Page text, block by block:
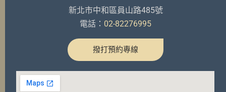
新北市中和區員山路485號
電話： 02-82276995
撥打預約專線